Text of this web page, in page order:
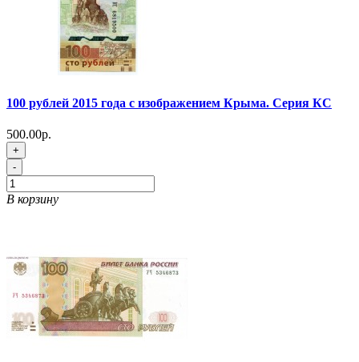
100 рублей 2015 года с изображением Крыма. Серия КС
500.00р.
+
-
В корзину